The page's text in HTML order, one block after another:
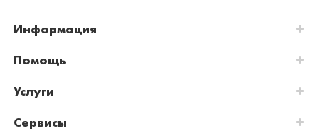
Информация
Помощь
Услуги
Сервисы